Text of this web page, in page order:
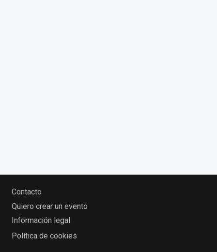
Contacto
Quiero crear un evento
Información legal
Política de cookies